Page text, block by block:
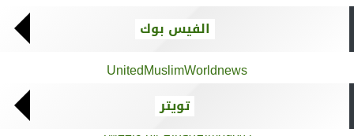
الفيس بوك
UnitedMuslimWorldnews
تويتر